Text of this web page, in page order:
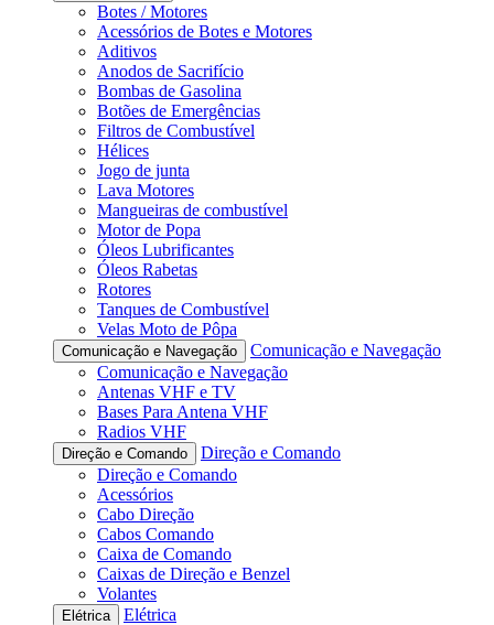
Botes / Motores
Acessórios de Botes e Motores
Aditivos
Anodos de Sacrifício
Bombas de Gasolina
Botões de Emergências
Filtros de Combustível
Hélices
Jogo de junta
Lava Motores
Mangueiras de combustível
Motor de Popa
Óleos Lubrificantes
Óleos Rabetas
Rotores
Tanques de Combustível
Velas Moto de Pôpa
Comunicação e Navegação
Comunicação e Navegação
Comunicação e Navegação
Antenas VHF e TV
Bases Para Antena VHF
Radios VHF
Direção e Comando
Direção e Comando
Direção e Comando
Acessórios
Cabo Direção
Cabos Comando
Caixa de Comando
Caixas de Direção e Benzel
Volantes
Elétrica
Elétrica